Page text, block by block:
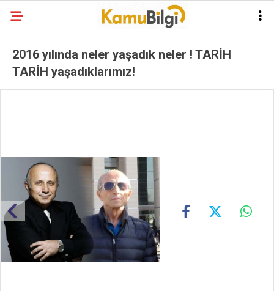
2016 yılında neler yaşadık neler ! TARİH
TARİH yaşadıklarımız!